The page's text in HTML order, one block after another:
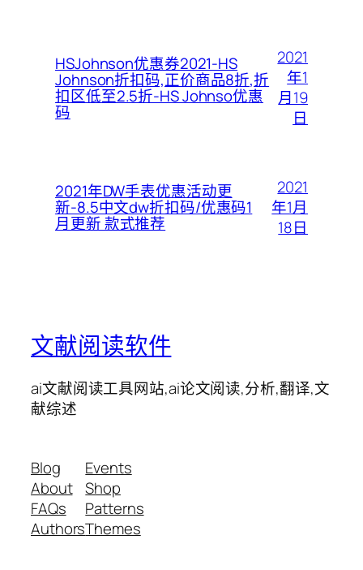
HSJohnson优惠券2021-HS
Johnson折扣码,正价商品8折,折
扣区低至2.5折-HS Johnso优惠
码
2021
年1
月19
日
2021年DW手表优惠活动更
新-8.5中文dw折扣码/优惠码1
月更新 款式推荐
2021
年1月
18日
文献阅读软件
ai文献阅读工具网站,ai论文阅读,分析,翻译,文
献综述
Blog
About
FAQs
Authors
Events
Shop
Patterns
Themes